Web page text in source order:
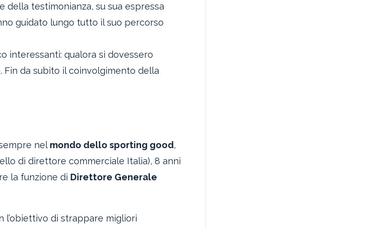
della testimonianza, su sua espressa
guidato lungo tutto il suo percorso
interessanti: qualora si dovessero
Fin da subito il coinvolgimento della
nel mondo dello sporting good,
di direttore commerciale Italia), 8 anni
la funzione di Direttore Generale
l’obiettivo di strappare migliori